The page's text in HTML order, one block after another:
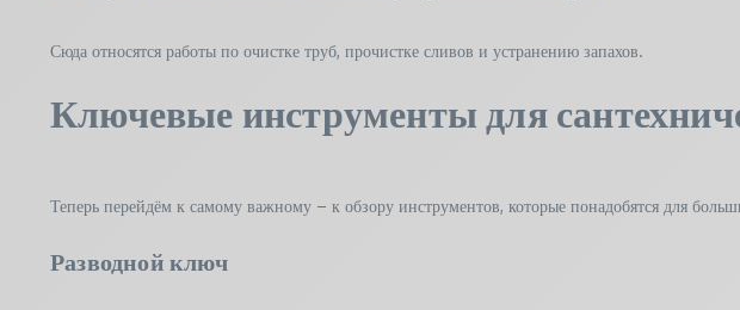
Сюда относятся работы по очистке труб, прочистке сливов и устранению запахов.
Ключевые инструменты для
Теперь перейдём к самому важному – к обзору инструментов, которые понадобятся для
Разводной ключ